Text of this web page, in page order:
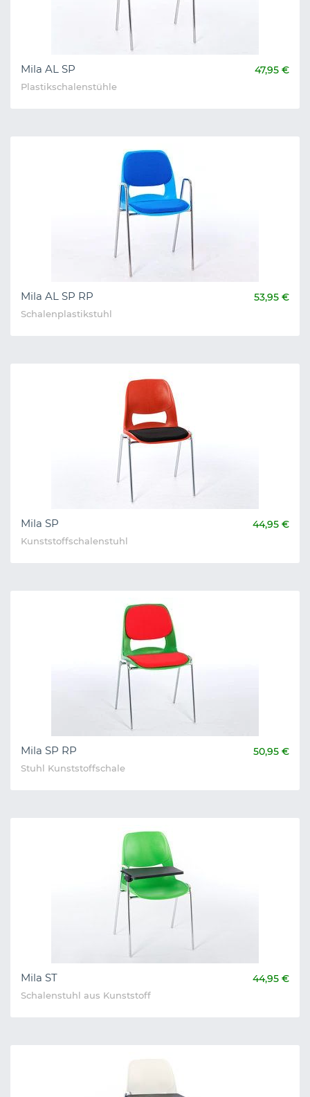
Mila AL SP 47,95 €
Plastikschalenstühle
Mila AL SP RP 53,95 €
Schalenplastikstuhl
Mila SP 44,95 €
Kunststoffschalenstuhl
Mila SP RP 50,95 €
Stuhl Kunststoffschale
Mila ST 44,95 €
Schalenstuhl aus Kunststoff